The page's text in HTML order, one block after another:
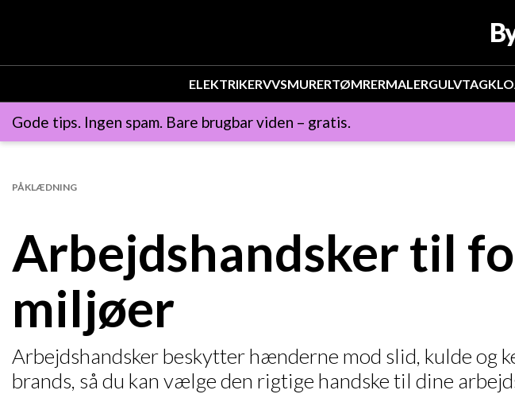
ELEKTRIKERVVSMURERTØMRERMALERGULVTAG
Gode tips. Ingen spam. Bare brugbar viden – gratis.
Arbejdshandsker til
miljøer
PÅKLÆDNING
Arbejdshandsker beskytter hænderne mod slid, kulde og
brands, så du kan vælge den rigtige handske til dine